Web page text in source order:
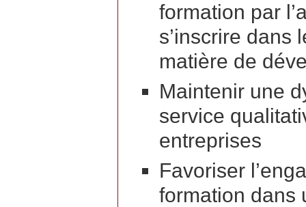
formation par
s’inscrire dans
matière de
Maintenir une
service
entreprises
Favoriser
formation dans